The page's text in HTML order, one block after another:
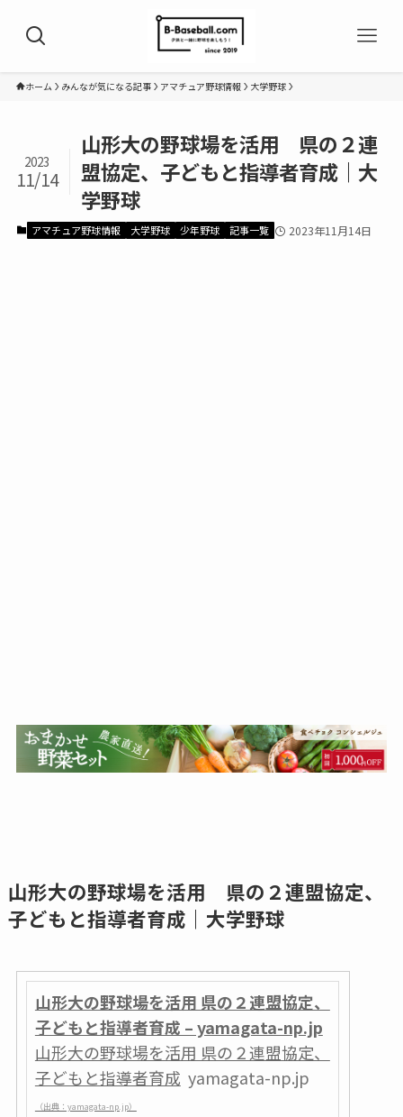
ホーム みんなが気になる記事 アマチュア野球情報 大学野球
山形大の野球場を活用 県の２連
盟協定、子どもと指導者育成｜大
学野球
2023
11/14
アマチュア野球情報 大学野球 少年野球 記事一覧 2023年11月14日
山形大の野球場を活用 県の２連盟協定、
子どもと指導者育成｜大学野球
山形大の野球場を活用 県の２連盟協定、
子どもと指導者育成 – yamagata-np.jp
山形大の野球場を活用 県の２連盟協定、
子どもと指導者育成 yamagata-np.jp
（出典：yamagata-np.jp）